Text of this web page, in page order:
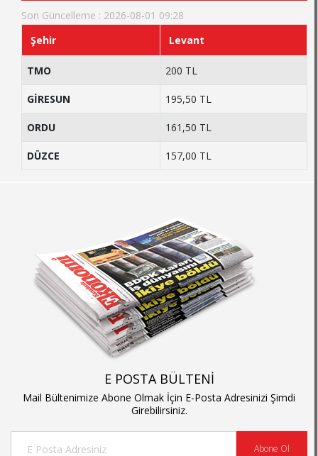
Son Güncelleme : 2026-08-01 09:28
Şehir
Levant
TMO 200 TL
GİRESUN 195,50 TL
ORDU 161,50 TL
DÜZCE 157,00 TL
E POSTA BÜLTENİ
Mail Bültenimize Abone Olmak İçin E-Posta Adresinizi Şimdi
Girebilirsiniz.
Abone Ol